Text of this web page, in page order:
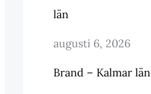
län
augusti 6, 2026
Brand – Kalmar län